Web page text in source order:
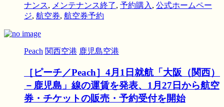
ナンス, メンテナンス終了, 予約購入, 公式ホームペー
ジ, 航空券, 航空券予約
Peach 関西空港 鹿児島空港
［ピーチ／Peach］4月1日就航「大阪（関西）
－鹿児島」線の運賃を発表、1月27日から航空
券・チケットの販売・予約受付を開始